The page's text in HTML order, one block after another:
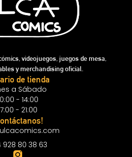
videojuegos, juegos de mesa,
y merchandising oficial.
de tienda
a Sábado
- 14:00
- 21:00
928 80 38 63